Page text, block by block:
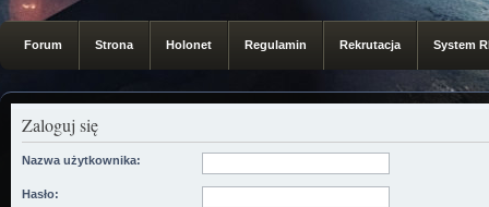
Forum Strona Holonet Regulamin Rekrutacja System
Zaloguj się
Nazwa użytkownika:
Hasło: